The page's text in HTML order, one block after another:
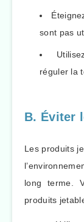
sont pas
réguler la
B. Éviter
Les produits
long terme.
produits